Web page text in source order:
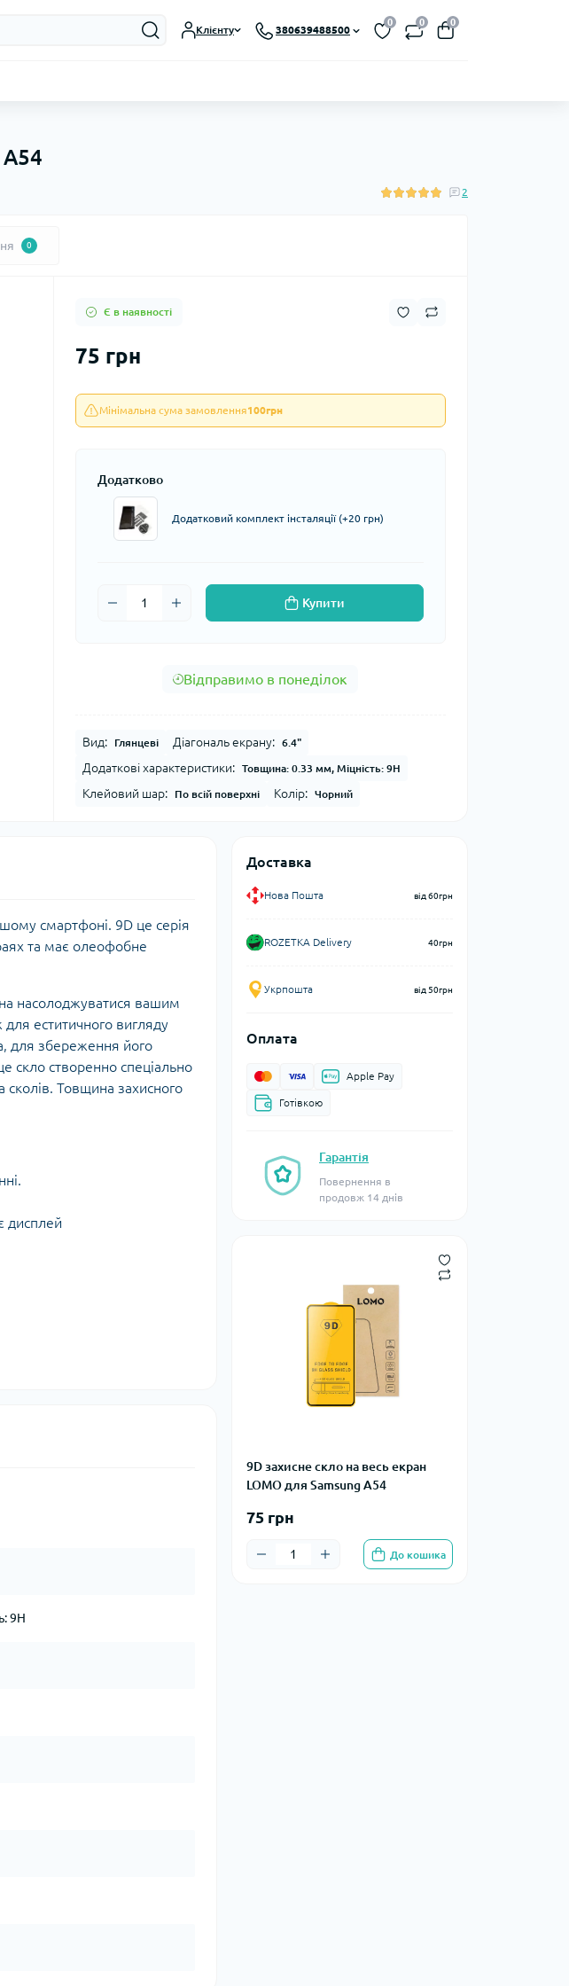
Клієнту 380639488500
0 0 0
2
0
Є в наявності
75 грн
Мінімальна сума замовлення100грн
Додатково
Додатковий комплект інсталяції (+20 грн)
Купити
Відправимо в понеділок
Вид: Глянцеві Діагональ екрану: 6.4"
Додаткові характеристики: Товщина: 0.33 мм, Міцність: 9H
Клейовий шар: По всій поверхні Колір: Чорний
Доставка
Нова Пошта від 60грн
ROZETKA Delivery 40грн
Укрпошта від 50грн
Оплата
Apple Pay
Готівкою
Гарантія
Повернення в
продовж 14 днів
9D захисне скло на весь екран
LOMO для Samsung A54
75 грн
До кошика
смартфоні. 9D це серія
та має олеофобне
насолоджуватися вашим
еститичного вигляду
для збереження його
скло створенно спеціально
Товщина захисного
дисплей
9H